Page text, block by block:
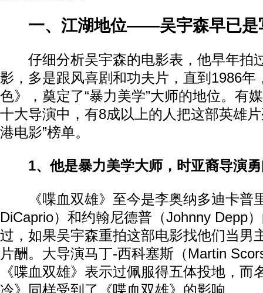
一、江湖地位——吴宇森早已是
仔细分析吴宇森的电影表，他早年拍
影，多是跟风喜剧和功夫片，直到1986年
色》，奠定了“暴力美学”大师的地位。有
十大导演中，有8成以上的人把这部英雄
港电影”榜单。
1、他是暴力美学大师，时亚裔导演
《喋血双雄》至今是李奥纳多迪卡普
DiCaprio）和约翰尼德普（Johnny Depp
过，如果吴宇森重拍这部电影找他们当男
片酬。大导演马丁-西科塞斯（Martin
《喋血双雄》表示过佩服得五体投地，而